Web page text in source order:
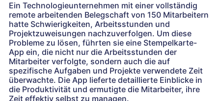
Ein Technologieunternehmen mit einer vollständig
remote arbeitenden Belegschaft von 150 Mitarbeitern
hatte Schwierigkeiten, Arbeitsstunden und
Projektzuweisungen nachzuverfolgen. Um diese
Probleme zu lösen, führten sie eine Stempelkarte-
App ein, die nicht nur die Arbeitsstunden der
Mitarbeiter verfolgte, sondern auch die auf
spezifische Aufgaben und Projekte verwendete Zeit
überwachte. Die App lieferte detaillierte Einblicke in
die Produktivität und ermutigte die Mitarbeiter, ihre
Zeit effektiv selbst zu managen.